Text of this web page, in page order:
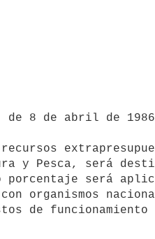
y Pesca, será
porcentaje será
organismos
de